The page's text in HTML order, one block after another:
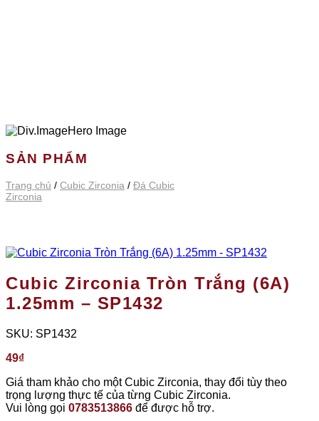
SẢN PHẨM
Trang chủ / Cubic Zirconia / Đá Cubic
Zirconia
Cubic Zirconia Tròn Trắng (6A)
1.25mm – SP1432
SKU: SP1432
49₫
Giá tham khảo cho một Cubic Zirconia, thay đổi tùy theo
trọng lượng thực tế của từng Cubic Zirconia.
Vui lòng gọi 0783513866 để được hỗ trợ.